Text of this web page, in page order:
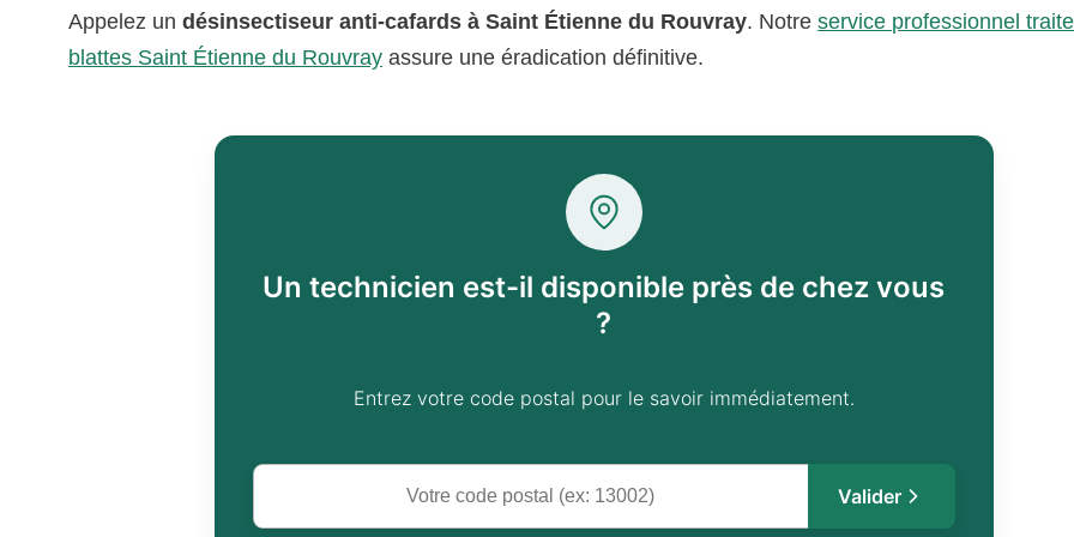
Appelez undésinsectiseur anti-cafards à Saint Étienne du Rouvray. Notreservice professionnel
blattes Saint Étienne du Rouvray assure une éradication définitive.
Un technicien est-il disponible près de chez vous
?
Entrez votre code postal pour le savoir immédiatement.
Valider